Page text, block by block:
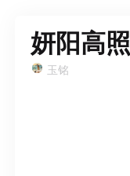
妍阳高照
玉铭